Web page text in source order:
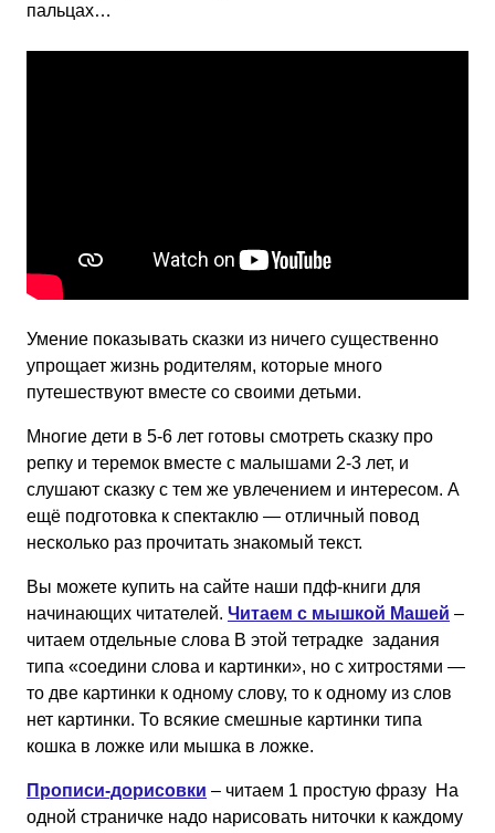
пальцах…
Умение показывать сказки из ничего существенно
упрощает жизнь родителям, которые много
путешествуют вместе со своими детьми.
Многие дети в 5-6 лет готовы смотреть сказку про
репку и теремок вместе с малышами 2-3 лет, и
слушают сказку с тем же увлечением и интересом. А
ещё подготовка к спектаклю — отличный повод
несколько раз прочитать знакомый текст.
Вы можете купить на сайте наши пдф-книги для
начинающих читателей. Читаем с мышкой Машей –
читаем отдельные слова В этой тетрадке задания
типа «соедини слова и картинки», но с хитростями —
то две картинки к одному слову, то к одному из слов
нет картинки. То всякие смешные картинки типа
кошка в ложке или мышка в ложке.
Прописи-дорисовки – читаем 1 простую фразу На
одной страничке надо нарисовать ниточки к каждому